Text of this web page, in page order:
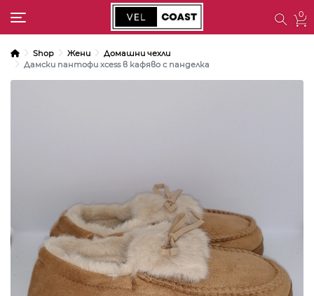
Toggle navigation
0
Shop Жени
Домашни чехли
Дамски пантофи xcess в кафяво с панделка